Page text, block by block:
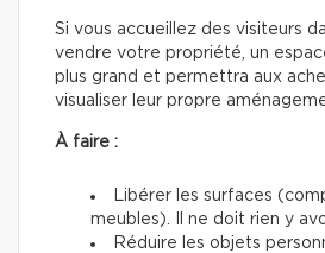
Si vous accueillez des visiteurs
vendre votre propriété, un
plus grand et permettra aux
visualiser leur propre
À faire :
Libérer les surfaces
meubles). Il ne doit rien y
Réduire les objets